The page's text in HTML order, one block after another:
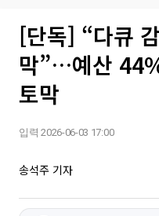
[단독] “다큐
막”…예산
토막
입력 2026-06-03 17:00
송석주 기자